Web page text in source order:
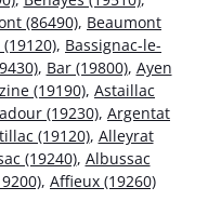
(86490), Beaumont
, Bassignac-le-
, Bar (19800), Ayen
(19190), Astaillac
(19230), Argentat
(19120), Alleyrat
(19240), Albussac
, Affieux (19260)